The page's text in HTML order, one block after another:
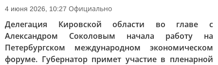
4 июня 2026, 10:27 Официально
Делегация Кировской области во главе с
Александром Соколовым начала работу на
Петербургском международном экономическом
форуме. Губернатор примет участие в пленарной